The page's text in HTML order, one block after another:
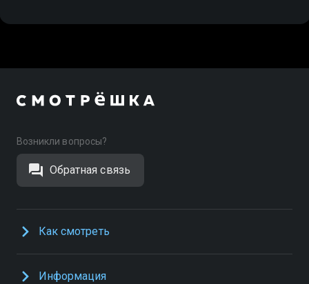
Возникли вопросы?
Обратная связь
Как смотреть
Информация